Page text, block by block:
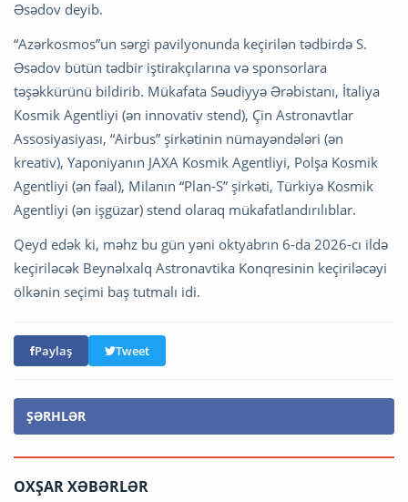
Əsədov deyib.
“Azərkosmos”un sərgi pavilyonunda keçirilən tədbirdə S.
Əsədov bütün tədbir iştirakçılarına və sponsorlara
təşəkkürünü bildirib. Mükafata Səudiyyə Ərəbistanı, İtaliya
Kosmik Agentliyi (ən innovativ stend), Çin Astronavtlar
Assosiyasiyası, “Airbus” şirkətinin nümayəndələri (ən
kreativ), Yaponiyanın JAXA Kosmik Agentliyi, Polşa Kosmik
Agentliyi (ən fəal), Milanın “Plan-S” şirkəti, Türkiyə Kosmik
Agentliyi (ən işgüzar) stend olaraq mükafatlandırılıblar.
Qeyd edək ki, məhz bu gün yəni oktyabrın 6-da 2026-cı ildə
keçiriləcək Beynəlxalq Astronavtika Konqresinin keçiriləcəyi
ölkənin seçimi baş tutmalı idi.
Paylaş Tweet
ŞƏRHLƏR
OXŞAR XƏBƏRLƏR